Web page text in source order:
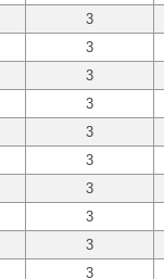
3
3
3
3
3
3
3
3
3
3